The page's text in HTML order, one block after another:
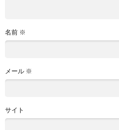
名前 ※
メール ※
サイト